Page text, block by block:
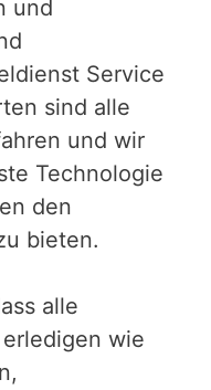
und
Service
sind alle
und wir
Technologie
den
bieten.
alle
wie